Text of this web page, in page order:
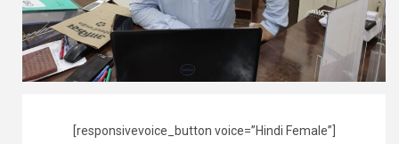
[responsivevoice_button voice=”Hindi Female”]